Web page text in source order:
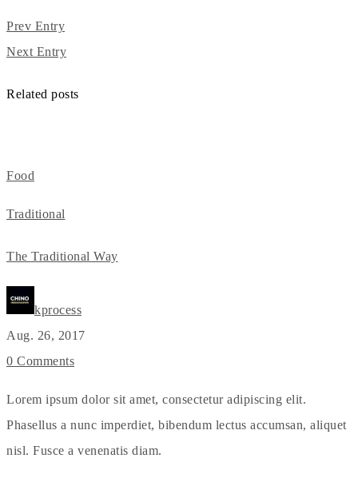
Prev Entry
Next Entry
Related posts
Food
Traditional
The Traditional Way
kprocess
Aug. 26, 2017
0 Comments
Lorem ipsum dolor sit amet, consectetur adipiscing elit.
Phasellus a nunc imperdiet, bibendum lectus accumsan, aliquet
nisl. Fusce a venenatis diam.